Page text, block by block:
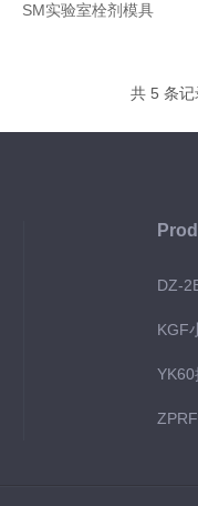
SM实验室栓剂模具
共 5 条
DZ-
KGF